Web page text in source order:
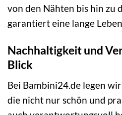
von den Nähten bis hin zu
garantiert eine lange
Nachhaltigkeit und
Blick
Bei Bambini24.de legen
die nicht nur schön und